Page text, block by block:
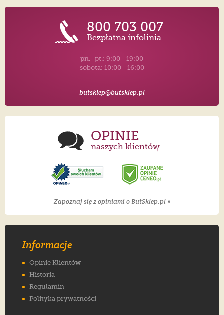
800 703 007
Bezpłatna infolinia
pn.- pt.: 9:00 - 19:00
sobota: 10:00 - 16:00
butsklep@butsklep.pl
OPINIE
naszych klientów
Zapoznaj się z opiniami o ButSklep.pl »
Informacje
Opinie Klientów
Historia
Regulamin
Polityka prywatności